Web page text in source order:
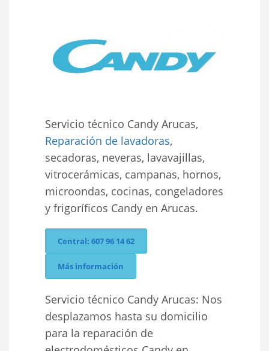
Servicio técnico Candy Arucas,
Reparación de lavadoras,
secadoras, neveras, lavavajillas,
vitrocerámicas, campanas, hornos,
microondas, cocinas, congeladores
y frigoríficos Candy en Arucas.
Central: 607 96 14 62
Más información
Servicio técnico Candy Arucas: Nos
desplazamos hasta su domicilio
para la reparación de